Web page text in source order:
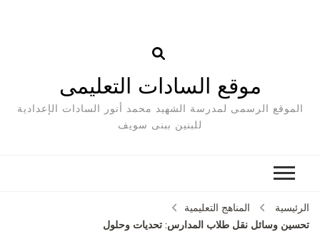
موقع السادات التعليمى
الموقع الرسمى لمدرسة الشهيد محمد أنور السادات الإعدادية
للبنين ببنى سويف
الرئيسية
المناهج التعليمية
تحسين وسائل نقل طلاب المدارس: تحديات وحلول